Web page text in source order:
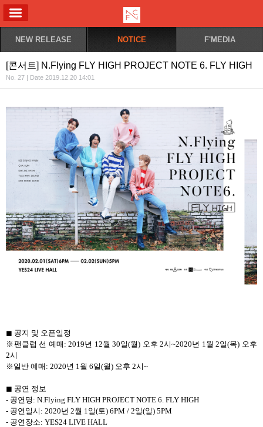
NEW RELEASE NOTICE F'MEDIA
[콘서트] N.Flying FLY HIGH PROJECT NOTE 6. FLY HIGH
No. 27 | Date 2019.12.20 14:01
◼ 공지 및 오픈일정
※팬클럽 선 예매: 2019년 12월 30일(월) 오후 2시~2020년 1월 2일(목) 오후
2시
※일반 예매: 2020년 1월 6일(월) 오후 2시~
◼ 공연 정보
- 공연명: N.Flying FLY HIGH PROJECT NOTE 6. FLY HIGH
- 공연일시: 2020년 2월 1일(토) 6PM / 2일(일) 5PM
- 공연장소: YES24 LIVE HALL